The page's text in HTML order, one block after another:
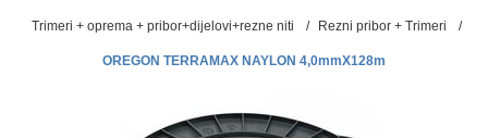
Trimeri + oprema + pribor+dijelovi+rezne niti / Rezni pribor + Trimeri /
OREGON TERRAMAX NAYLON 4,0mmX128m